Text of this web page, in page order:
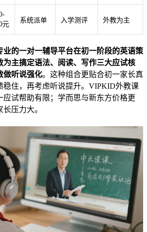
元
系统派单 入学测评 外教为主
业的一对一辅导平台在初一阶段的英语策
主搞定语法、阅读、写作三大应试核
做听说强化。这种组合更贴合初一家长真
稳住，再考虑听说提升。VIPKID外教课
应试帮助有限；学而思与新东方价格更
压力大。